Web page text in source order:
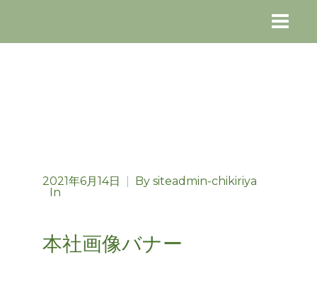
2021年6月14日 By siteadmin-chikiriya
In
本社画像バナー